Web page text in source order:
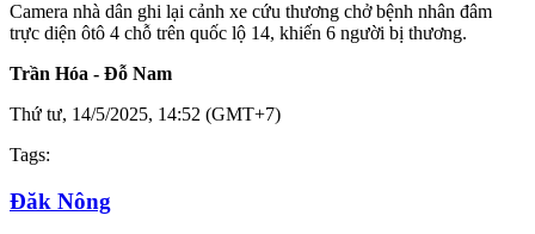
Camera nhà dân ghi lại cảnh xe cứu thương chở bệnh nhân đâm
trực diện ôtô 4 chỗ trên quốc lộ 14, khiến 6 người bị thương.
Trần Hóa - Đỗ Nam
Thứ tư, 14/5/2025, 14:52 (GMT+7)
Tags:
Đăk Nông